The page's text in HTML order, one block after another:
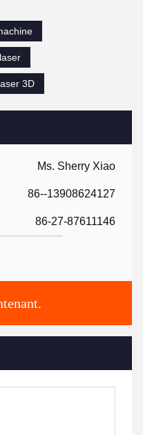
Ms. Sherry Xiao
86--13908624127
86-27-87611146
3D